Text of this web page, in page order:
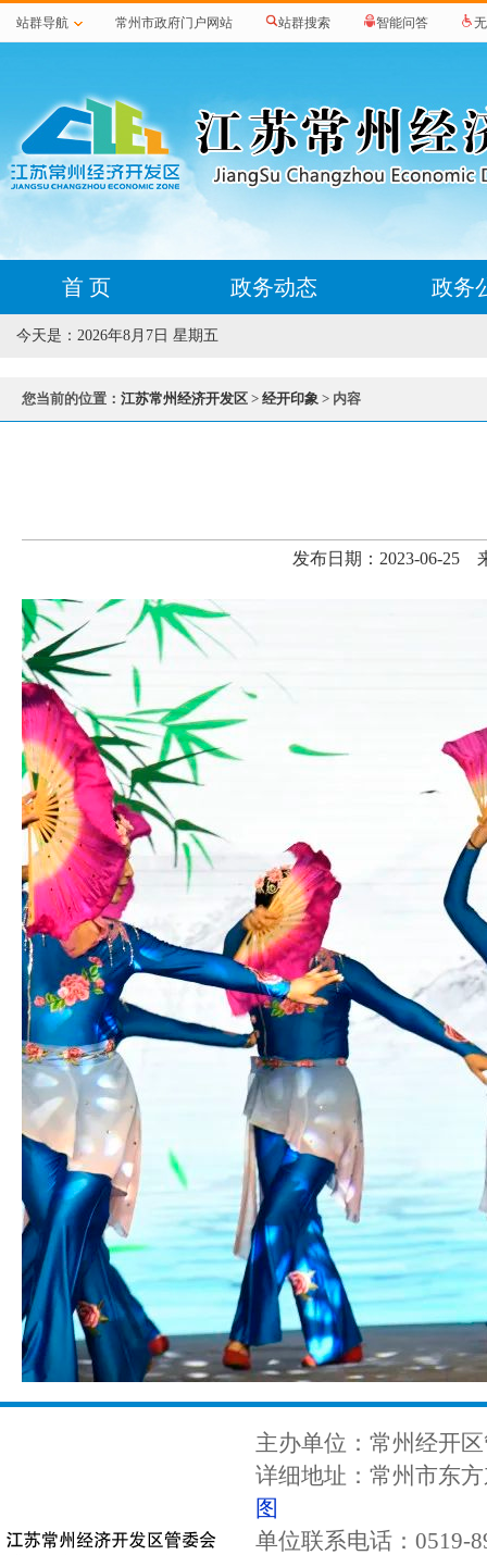
站群导航 常州市政府门户网站 站群搜索 智能问答
首 页 政务动态 政务
今天是： 2026年8月7日 星期五
您当前的位置： 江苏常州经济开发区 > 经开印象 > 内容
发布日期：2023-06-25
主办单位：常州经开
详细地址：常州市东
图
单位联系电话：0519-